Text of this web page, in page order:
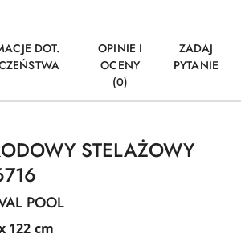
DOT.
OPINIE I
OCENY
(0)
ZADAJ
PYTANIE
STELAŻOWY
POOL
122 cm